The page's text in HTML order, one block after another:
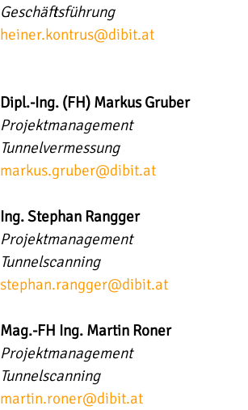
Geschäftsführung
heiner.kontrus@dibit.at
Dipl.-Ing. (FH) Markus Gruber
Projektmanagement
Tunnelvermessung
markus.gruber@dibit.at
Ing. Stephan Rangger
Projektmanagement
Tunnelscanning
stephan.rangger@dibit.at
Mag.-FH Ing. Martin Roner
Projektmanagement
Tunnelscanning
martin.roner@dibit.at